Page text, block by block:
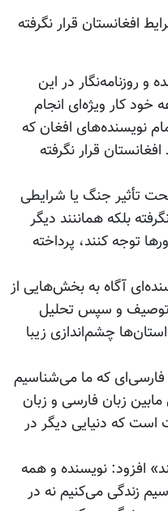
افغانستان قرار نگرفته
و روزنامه‌نگار در این
کار ویژه‌ای انجام
نویسنده‌های افغان که
قرار نگرفته
تأ‌ثیر جنگ یا شرایطی
بلکه هماننند دیگر
توجه کنند، پرداخته
آگاه به بخش‌هایی از
را توصیف و سپس تحلیل
چشم‌اندازی زیبا
فارسی‌ای که ما می‌شناسیم
زبان فارسی و زبان
است که دنیایی دیگر در
افزود: نویسنده و همه
زندگی می‌کنیم نه در